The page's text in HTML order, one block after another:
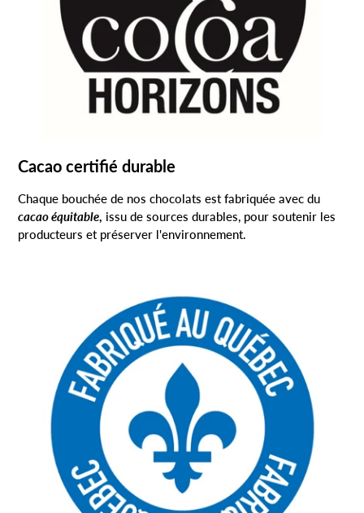
Cacao certifié durable
Chaque bouchée de nos chocolats est fabriquée avec du
cacao équitable, issu de sources durables, pour soutenir les
producteurs et préserver l'environnement.